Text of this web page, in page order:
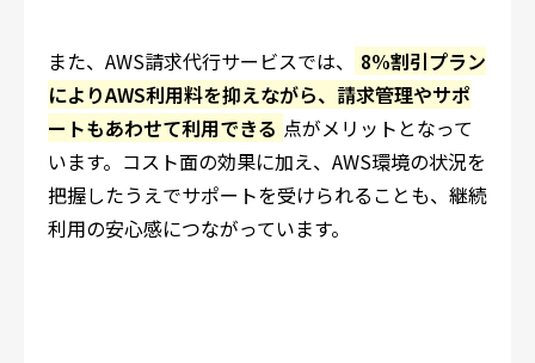
また、AWS請求代行サービスでは、
8%割引プラン
によりAWS利用料を抑えながら、請求管理やサポ
ートもあわせて利用できる 点がメリットとなって
います。コスト面の効果に加え、AWS環境の状況を
把握したうえでサポートを受けられることも、継続
利用の安心感につながっています。